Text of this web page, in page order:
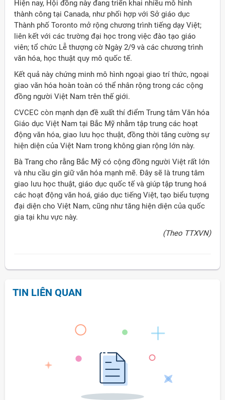
Hiện nay, Hội đồng này đang triển khai nhiều mô hình
thành công tại Canada, như phối hợp với Sở giáo dục
Thành phố Toronto mở rộng chương trình tiếng dạy Việt;
liên kết với các trường đại học trong việc đào tạo giáo
viên; tổ chức Lễ thượng cờ Ngày 2/9 và các chương trình
văn hóa, học thuật quy mô quốc tế.
Kết quả này chứng minh mô hình ngoại giao trí thức, ngoại
giao văn hóa hoàn toàn có thể nhân rộng trong các cộng
đồng người Việt Nam trên thế giới.
CVCEC còn mạnh dạn đề xuất thí điểm Trung tâm Văn hóa
Giáo dục Việt Nam tại Bắc Mỹ nhằm tập trung các hoạt
động văn hóa, giao lưu học thuật, đồng thời tăng cường sự
hiện diện của Việt Nam trong không gian rộng lớn này.
Bà Trang cho rằng Bắc Mỹ có cộng đồng người Việt rất lớn
và nhu cầu gìn giữ văn hóa mạnh mẽ. Đây sẽ là trung tâm
giao lưu học thuật, giáo dục quốc tế và giúp tập trung hoá
các hoạt động văn hoá, giáo dục tiếng Việt, tạo biểu tượng
đại diện cho Việt Nam, cũng như tăng hiện diện của quốc
gia tại khu vực này.
(Theo TTXVN)
TIN LIÊN QUAN